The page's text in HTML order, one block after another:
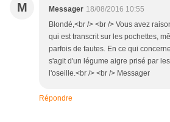
M Messager 18/08/2016 10:55
Blondé,<br /> <br /> Vous avez
qui est transcrit sur les pochettes,
parfois de fautes. En ce qui
s'agit d'un légume aigre prisé par
l'oseille.<br /> <br /> Messager
Répondre